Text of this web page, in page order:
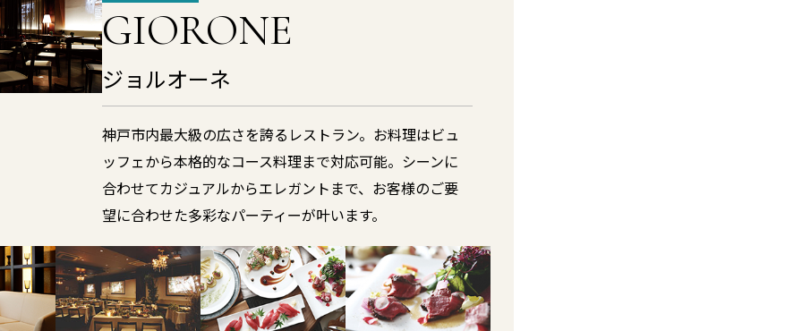
GIORONE
ジョルオーネ
神戸市内最大級の広さを誇るレストラン。お料理はビュ
ッフェから本格的なコース料理まで対応可能。シーンに
合わせてカジュアルからエレガントまで、お客様のご要
望に合わせた多彩なパーティーが叶います。